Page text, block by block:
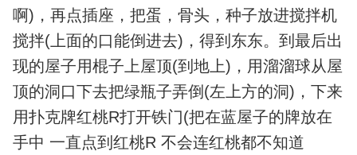
啊)，再点插座，把蛋，骨头，种子放进搅拌机
搅拌(上面的口能倒进去)，得到东东。到最后出
现的屋子用棍子上屋顶(到地上)，用溜溜球从屋
顶的洞口下去把绿瓶子弄倒(左上方的洞)，下来
用扑克牌红桃R打开铁门(把在蓝屋子的牌放在
手中 一直点到红桃R 不会连红桃都不知道